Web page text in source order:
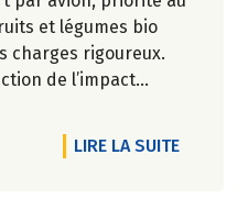
et légumes bio
charges rigoureux.
de l’impact
manger des produits
de la saisonnalité,
LIRE LA SUITEDE